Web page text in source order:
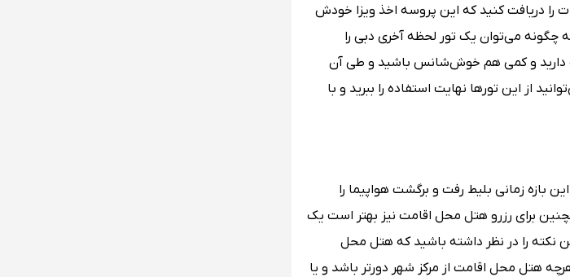
را دریافت کنید که این پروسه اخذ ویزا خودش
است که چگونه می‌توان یک تور لحظه آخری دبی را
دارید و کمی هم خوش‌شانس باشید و طی آن
از این تورها نهایت استفاده را ببرید و با
است و اینکه در این بازه زمانی بلیط رفت و برگشت هواپیما را
برای رزرو هتل محل اقامت نیز بهتر است یک
نکته را در نظر داشته باشید که هتل محل
هتل محل اقامت از مرکز شهر دورتر باشد و یا